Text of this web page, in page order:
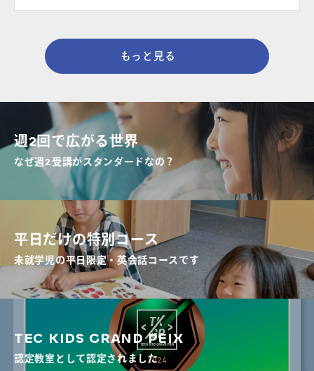
もっと見る
週2回で広がる世界
なぜ週2受講がスタンダードなの？
平日だけの特別コース
未就学児の平日限定・英会話コースです
TEC KIDS GRAND PEIX
認定教室として認定されました